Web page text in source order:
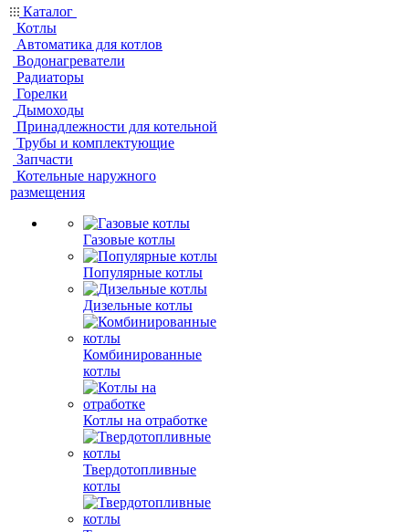
Каталог
Котлы
Автоматика для котлов
Водонагреватели
Радиаторы
Горелки
Дымоходы
Принадлежности для котельной
Трубы и комплектующие
Запчасти
Котельные наружного
размещения
Газовые котлы
Популярные котлы
Дизельные котлы
Комбинированные
котлы
Котлы на отработке
Твердотопливные
котлы